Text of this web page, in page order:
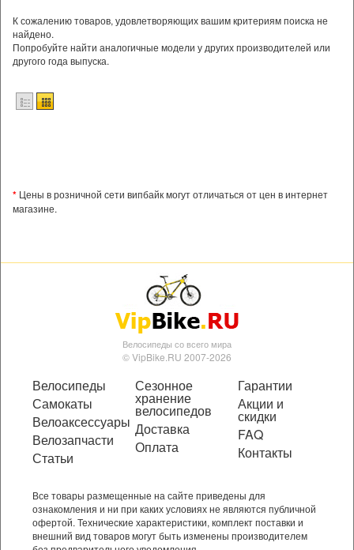
К сожалению товаров, удовлетворяющих вашим критериям поиска не
найдено.
Попробуйте найти аналогичные модели у других производителей или
другого года выпуска.
* Цены в розничной сети випбайк могут отличаться от цен в интернет
магазине.
Велосипеды со всего мира
© VipBike.RU 2007-2026
Велосипеды
Самокаты
Велоаксессуары
Велозапчасти
Статьи
Сезонное
хранение
велосипедов
Доставка
Оплата
Гарантии
Акции и
скидки
FAQ
Контакты
Все товары размещенные на сайте приведены для
ознакомления и ни при каких условиях не являются публичной
офертой. Технические характеристики, комплект поставки и
внешний вид товаров могут быть изменены производителем